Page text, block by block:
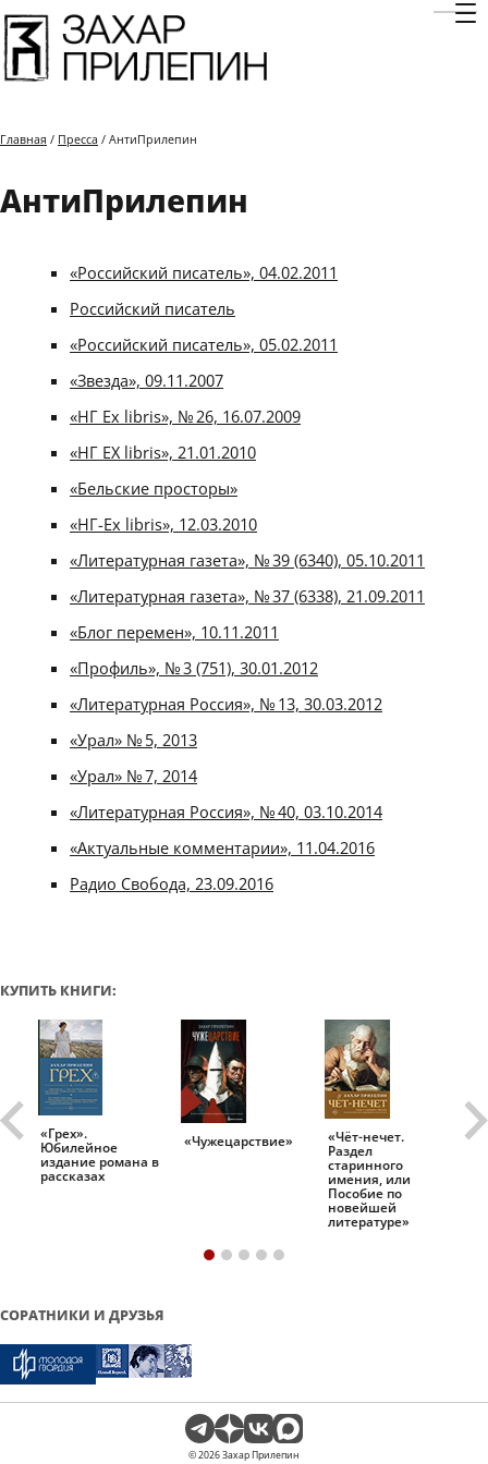
Главная / Пресса / АнтиПрилепин
АнтиПрилепин
«Российский писатель», 04.02.2011
Российский писатель
«Российский писатель», 05.02.2011
«Звезда», 09.11.2007
«НГ Ex libris», № 26, 16.07.2009
«НГ EX libris», 21.01.2010
«Бельские просторы»
«НГ-Ex libris», 12.03.2010
«Литературная газета», № 39 (6340), 05.10.2011
«Литературная газета», № 37 (6338), 21.09.2011
«Блог перемен», 10.11.2011
«Профиль», № 3 (751), 30.01.2012
«Литературная Россия», № 13, 30.03.2012
«Урал» № 5, 2013
«Урал» № 7, 2014
«Литературная Россия», № 40, 03.10.2014
«Актуальные комментарии», 11.04.2016
Радио Свобода, 23.09.2016
КУПИТЬ КНИГИ:
«Грех».
Юбилейное
издание романа в
рассказах
«Чужецарствие» «Чёт-нечет.
Раздел
старинного
имения, или
Пособие по
новейшей
литературе»
СОРАТНИКИ И ДРУЗЬЯ
© 2026 Захар Прилепин